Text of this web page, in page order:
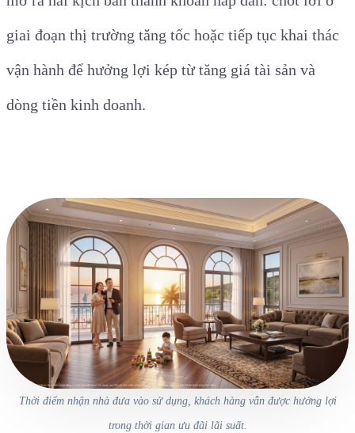
giai đoạn thị trường tăng tốc hoặc tiếp tục khai thác
vận hành để hưởng lợi kép từ tăng giá tài sản và
dòng tiền kinh doanh.
Thời điểm nhận nhà đưa vào sử dụng, khách hàng vẫn được hưởng lợi
trong thời gian ưu đãi lãi suất.